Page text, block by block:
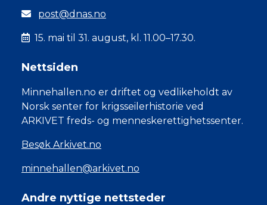
post@dnas.no
15. mai til 31. august, kl. 11.00–17.30.
Nettsiden
Minnehallen.no er driftet og vedlikeholdt av
Norsk senter for krigsseilerhistorie ved
ARKIVET freds- og menneskerettighetssenter.
Besøk Arkivet.no
minnehallen@arkivet.no
Andre nyttige nettsteder